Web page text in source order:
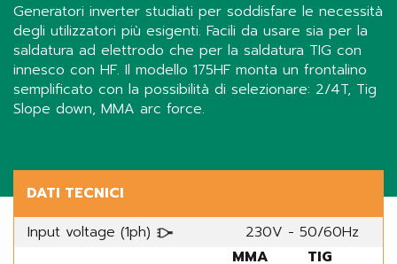
Generatori inverter studiati per soddisfare le necessità
degli utilizzatori più esigenti. Facili da usare sia per la
saldatura ad elettrodo che per la saldatura TIG con
innesco con HF. Il modello 175HF monta un frontalino
semplificato con la possibilità di selezionare: 2/4T, Tig
Slope down, MMA arc force.
DATI TECNICI
Input voltage (1ph)
230V - 50/60Hz
MMA
TIG